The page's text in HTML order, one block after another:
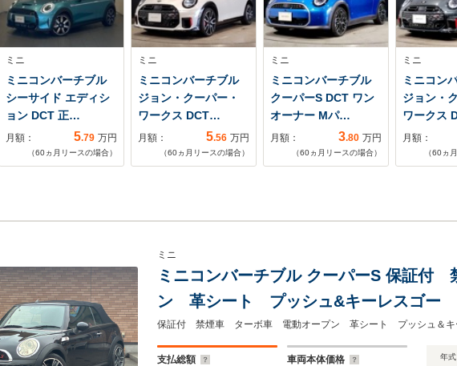
ミニ
ミニコンバーチブル
シーサイド エディシ
ョン DCT 正…
月額： 5.79 万円
（60ヵ月リースの場合）
ミニ
ミニコンバーチブル
ジョン・クーパー・
ワークス DCT…
月額： 5.56 万円
（60ヵ月リースの場合）
ミニ
ミニコンバーチブル
クーパーS DCT ワン
オーナー Mパ…
月額： 3.80 万円
（60ヵ月リースの場合）
ミニ
ミニコン
ジョン・
ワークス
月額：
（60ヵ
ミニ
ミニコンバーチブル クーパーS 保証
ン 革シート プッシュ&キーレスゴー
ETC パドルシフト 純正17AW
支払総額 車両本体価格 年式